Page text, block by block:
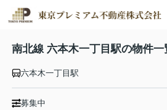
南北線 六本木一丁目駅の物件一
六本木一丁目駅
募集中